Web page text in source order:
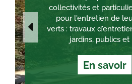
collectivités et
pour l'entretien de
verts : travaux
jardins, publics et
En savoir